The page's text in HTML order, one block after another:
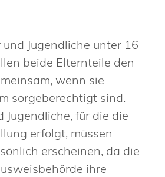
und Jugendliche unter 16
beide Elternteile den
wenn sie
sorgeberechtigt sind.
Jugendliche, für die die
erfolgt, müssen
erscheinen, da die
ihre